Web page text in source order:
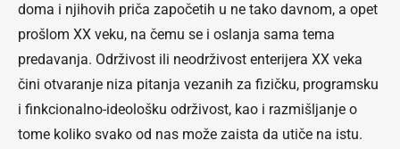
doma i njihovih priča započetih u ne tako davnom, a opet
prošlom XX veku, na čemu se i oslanja sama tema
predavanja. Održivost ili neodrživost enterijera XX veka
čini otvaranje niza pitanja vezanih za fizičku, programsku
i finkcionalno-ideološku održivost, kao i razmišljanje o
tome koliko svako od nas može zaista da utiče na istu.